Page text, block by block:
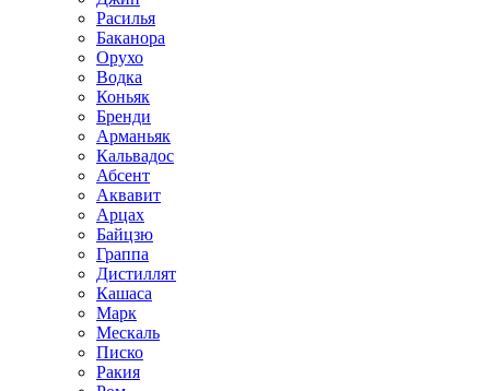
Расилья
Баканора
Орухо
Водка
Коньяк
Бренди
Арманьяк
Кальвадос
Абсент
Аквавит
Арцах
Байцзю
Граппа
Дистиллят
Кашаса
Марк
Мескаль
Писко
Ракия